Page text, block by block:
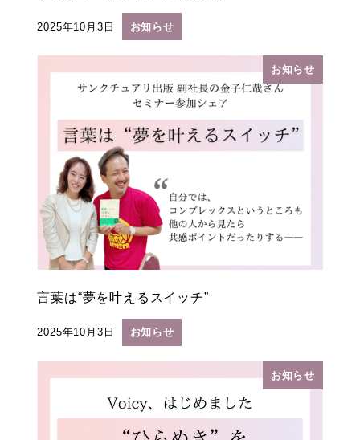
投稿日
2025年10月3日 お知らせ
お知らせ
言葉は“夢を叶えるスイッチ”
投稿日
2025年10月3日 お知らせ
お知らせ